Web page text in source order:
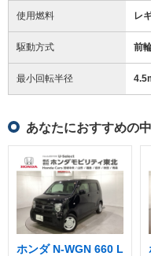
使用燃料 レ
駆動方式 前
最小回転半径 4.5
あなたにおすすめの
ホンダ N-WGN 660 L